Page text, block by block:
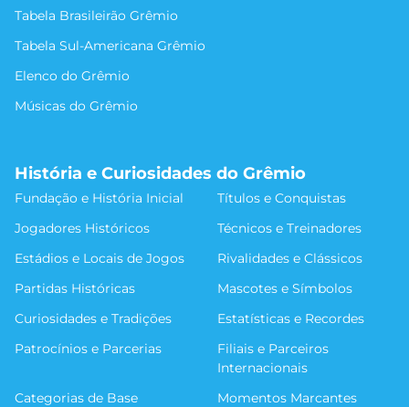
Tabela Brasileirão Grêmio
Tabela Sul-Americana Grêmio
Elenco do Grêmio
Músicas do Grêmio
História e Curiosidades do Grêmio
Fundação e História Inicial
Títulos e Conquistas
Jogadores Históricos
Técnicos e Treinadores
Estádios e Locais de Jogos
Rivalidades e Clássicos
Partidas Históricas
Mascotes e Símbolos
Curiosidades e Tradições
Estatísticas e Recordes
Patrocínios e Parcerias
Filiais e Parceiros
Internacionais
Categorias de Base
Momentos Marcantes